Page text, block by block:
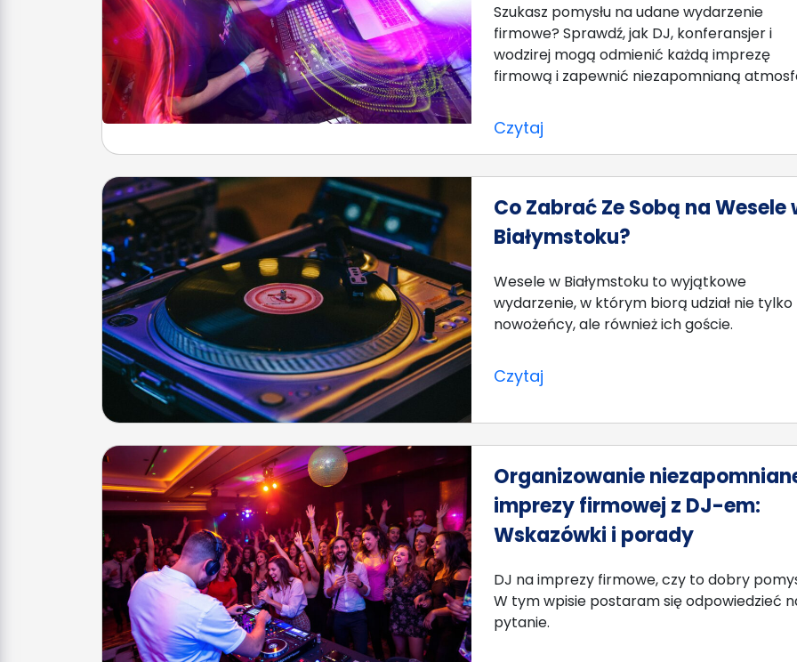
Szukasz pomysłu na udane wydarzenie
firmowe? Sprawdź, jak DJ, konferansjer i
wodzirej mogą odmienić każdą imprezę
firmową i zapewnić niezapomnianą
Czytaj
Co Zabrać Ze Sobą na Wesele
Białymstoku?
Wesele w Białymstoku to wyjątkowe
wydarzenie, w którym biorą udział nie tylko
nowożeńcy, ale również ich goście.
Czytaj
Organizowanie
imprezy firmowej z DJ-em:
Wskazówki i porady
DJ na imprezy firmowe, czy to dobry
W tym wpisie postaram się odpowiedzieć
pytanie.